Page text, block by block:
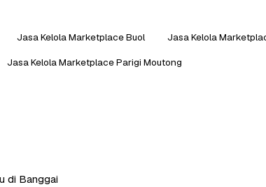
Jasa Kelola Marketplace Buol Jasa Kelola
Jasa Kelola Marketplace Parigi Moutong
di Banggai